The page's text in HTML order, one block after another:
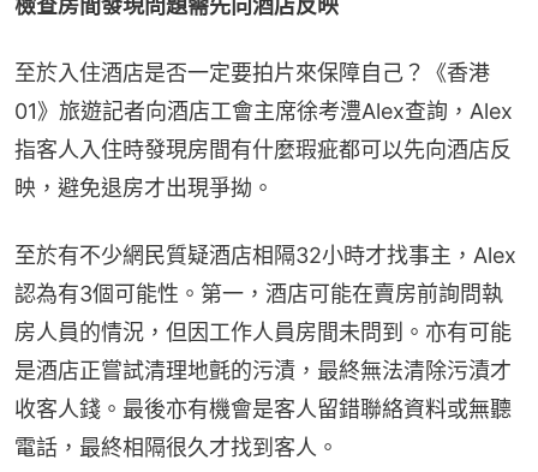
檢查房間發現問題需先向酒店反映
至於入住酒店是否一定要拍片來保障自己？《香港
01》旅遊記者向酒店工會主席徐考澧Alex查詢，Alex
指客人入住時發現房間有什麼瑕疵都可以先向酒店反
映，避免退房才出現爭拗。
至於有不少網民質疑酒店相隔32小時才找事主，Alex
認為有3個可能性。第一，酒店可能在賣房前詢問執
房人員的情況，但因工作人員房間未問到。亦有可能
是酒店正嘗試清理地氈的污漬，最終無法清除污漬才
收客人錢。最後亦有機會是客人留錯聯絡資料或無聽
電話，最終相隔很久才找到客人。